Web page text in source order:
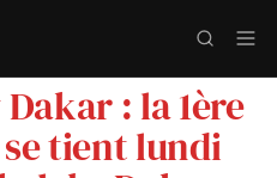
: la 1ère
tient lundi